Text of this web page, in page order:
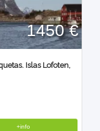
1450 €
Islas Lofoten,
+info